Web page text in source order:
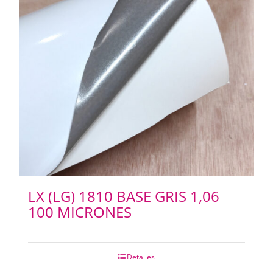
LX (LG) 1810 BASE GRIS 1,06
100 MICRONES
Detalles